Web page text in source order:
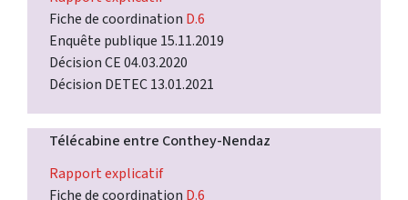
Fiche de coordination D.6
Enquête publique 15.11.2019
Décision CE 04.03.2020
Décision DETEC 13.01.2021
Télécabine entre Conthey-Nendaz
Rapport explicatif
Fiche de coordination D.6